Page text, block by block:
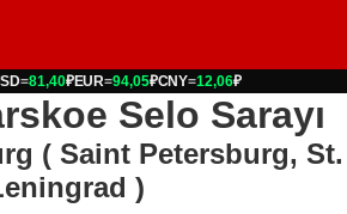
=81,40₽EUR=94,05₽CNY=12,06₽
Selo Sarayı
( Saint Petersburg, St.
)